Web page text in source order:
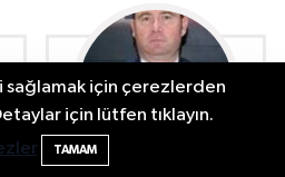
sağlamak için çerezlerden
için lütfen tıklayın.
TAMAM
5 Gözaltı, 4